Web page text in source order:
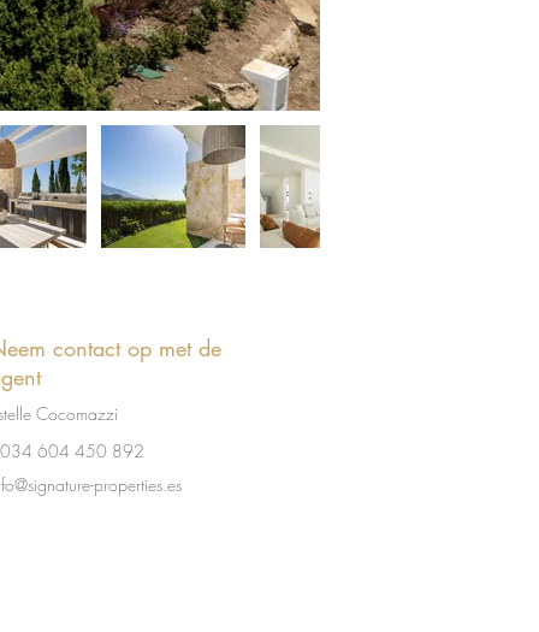
contact op met de
Cocomazzi
604 450 892
properties.es